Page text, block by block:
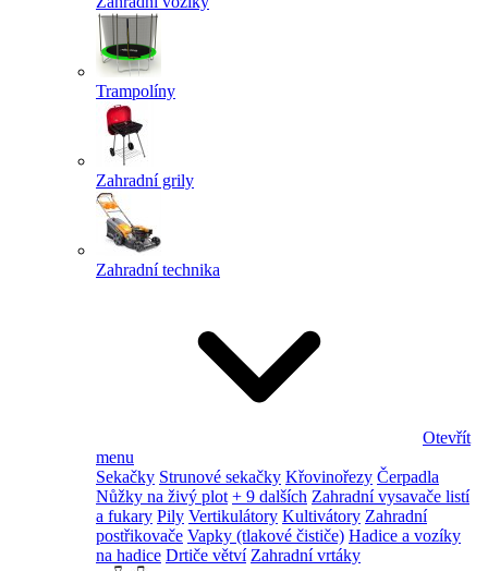
Trampolíny
Zahradní grily
Zahradní technika
Otevřít
menu
Sekačky Strunové sekačky Křovinořezy Čerpadla
Nůžky na živý plot + 9 dalších Zahradní vysavače listí
a fukary Pily Vertikulátory Kultivátory Zahradní
postřikovače Vapky (tlakové čističe) Hadice a vozíky
na hadice Drtiče větví Zahradní vrtáky